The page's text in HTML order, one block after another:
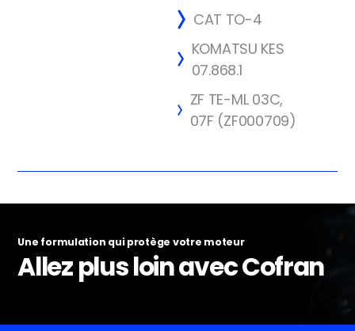
CAT TO-4
KOMATSU KES
07.868.1
ZF TE-ML 03C,
07F (ZF000709)
Une formulation qui protège votre moteur
Allez plus loin avec Cofran